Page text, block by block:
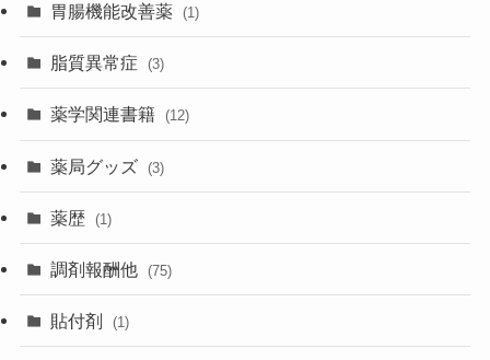
胃腸機能改善薬 (1)
脂質異常症 (3)
薬学関連書籍 (12)
薬局グッズ (3)
薬歴 (1)
調剤報酬他 (75)
貼付剤 (1)